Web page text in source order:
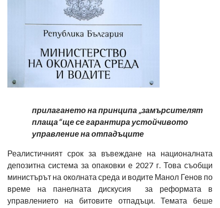
прилагането на принципа „замърсителят
плаща“ ще се гарантира устойчивото
управление на отпадъците
Реалистичният срок за въвеждане на националната
депозитна система за опаковки е 2027 г. Това съобщи
министърът на околната среда и водите Манол Генов по
време на панелната дискусия за реформата в
управлението на битовите отпадъци. Темата беше